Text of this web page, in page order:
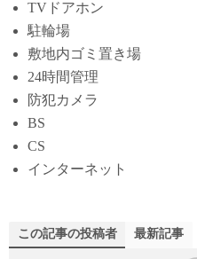
TVドアホン
駐輪場
敷地内ゴミ置き場
24時間管理
防犯カメラ
BS
CS
インターネット
この記事の投稿者 最新記事